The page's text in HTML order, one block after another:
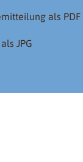
als PDF
JPG